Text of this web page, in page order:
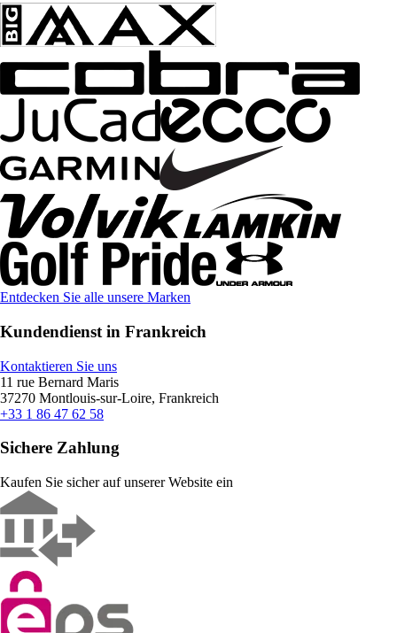
Entdecken Sie alle unsere Marken
Kundendienst in Frankreich
Kontaktieren Sie uns
11 rue Bernard Maris
37270 Montlouis-sur-Loire, Frankreich
+33 1 86 47 62 58
Sichere Zahlung
Kaufen Sie sicher auf unserer Website ein